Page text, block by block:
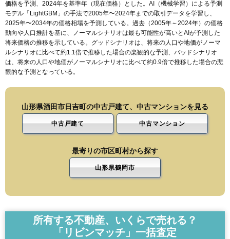
価格を予測、2024年を基準年（現在価格）とした。AI（機械学習）による予測
モデル「LightGBM」の手法で2005年〜2024年までの取引データを学習し、
2025年〜2034年の価格相場を予測している。過去（2005年～2024年）の価格
動向や人口推計を基に、ノーマルシナリオは最も可能性が高いとAIが予測した
将来価格の推移を示している。グッドシナリオは、将来の人口や地価がノーマ
ルシナリオに比べて約1.1倍で推移した場合の楽観的な予測、バッドシナリオ
は、将来の人口や地価がノーマルシナリオに比べて約0.9倍で推移した場合の悲
観的な予測となっている。
山形県酒田市日吉町の中古戸建て、中古マンションを見る
中古戸建て 中古マンション
最寄りの市区町村から探す
山形県鶴岡市
所有する不動産、いくらで売れる？
「リビンマッチ」一括査定